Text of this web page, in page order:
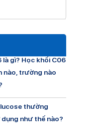
là gì? Học khối C06
nào, trường nào
thường
như thế nào?